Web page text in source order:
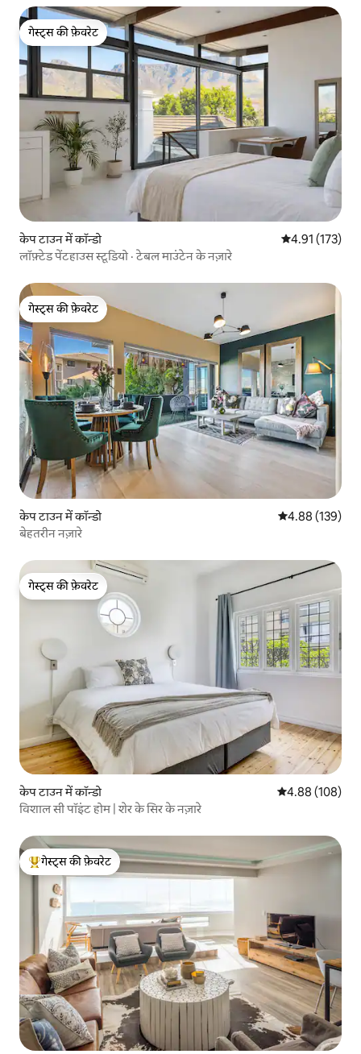
गेस्ट्स की फ़ेवरेट
गेस्ट्स की फ़ेवरेट
केप टाउन में कॉन्डो औसत रेटिंग 5 में से
4.91 (173)
लॉफ़्टेड पेंटहाउस स्टूडियो · टेबल माउंटेन के नज़ारे
गेस्ट्स की फ़ेवरेट
गेस्ट्स की फ़ेवरेट
केप टाउन में कॉन्डो औसत रेटिंग 5 में से
4.88 (139)
बेहतरीन नज़ारे
गेस्ट्स की फ़ेवरेट
गेस्ट्स की फ़ेवरेट
केप टाउन में कॉन्डो औसत रेटिंग 5 में से
4.88 (108)
विशाल सी पॉइंट होम | शेर के सिर के नज़ारे
गेस्ट्स का टॉप फ़ेवरेट
गेस्ट्स की फ़ेवरेट